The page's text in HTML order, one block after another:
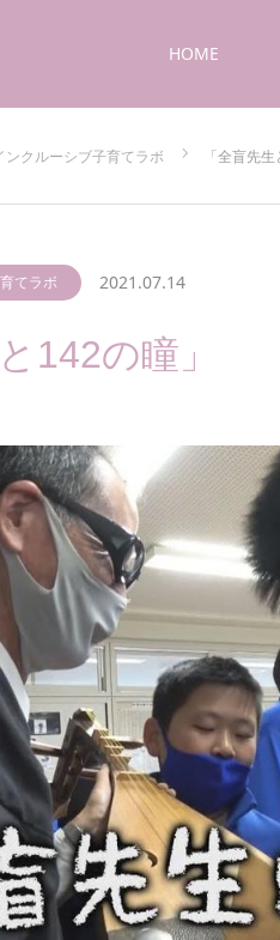
HOME
ンクルーシブ子育てラボ 「全盲先
てラボ 2021.07.14
142の瞳」